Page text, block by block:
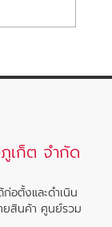
เก็ต จำกัด
อตั้งและดำเนิน
ยสินค้า ศูนย์รวม